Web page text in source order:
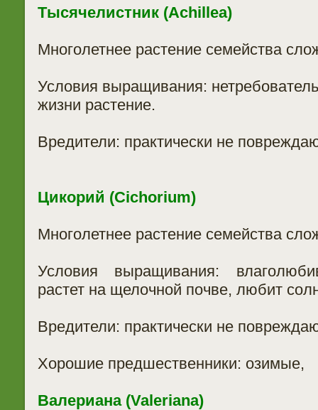
Тысячелистник (Achillea)
Многолетнее растение семейства
Условия выращивания:
жизни растение.
Вредители: практически не
Цикорий (Cichorium)
Многолетнее растение семейства
Условия выращивания:
растет на щелочной почве, любит
Вредители: практически не
Хорошие предшественники: озимые,
Валериана (Valeriana)